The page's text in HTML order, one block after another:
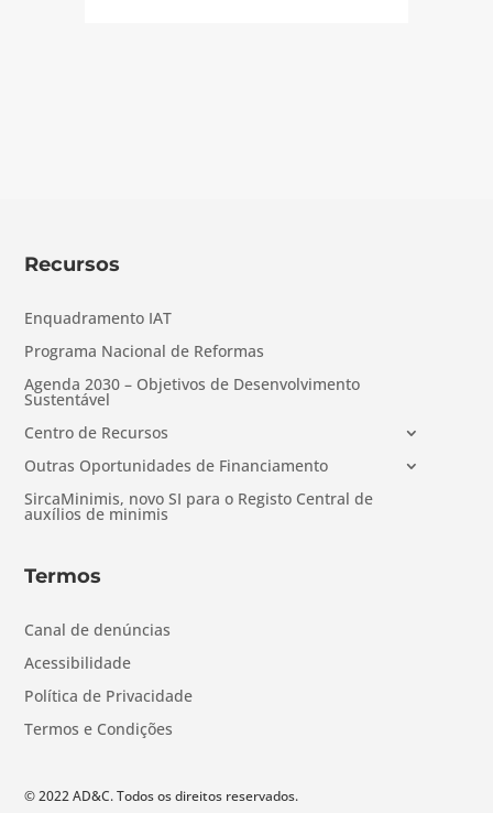
Recursos
Enquadramento IAT
Programa Nacional de Reformas
Agenda 2030 – Objetivos de Desenvolvimento
Sustentável
Centro de Recursos
Outras Oportunidades de Financiamento
SircaMinimis, novo SI para o Registo Central de
auxílios de minimis
Termos
Canal de denúncias
Acessibilidade
Política de Privacidade
Termos e Condições
© 2022 AD&C. Todos os direitos reservados.